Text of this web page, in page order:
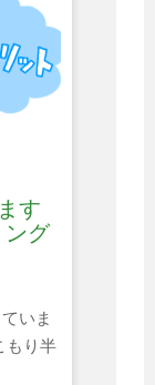
す
グ
いま
もり半